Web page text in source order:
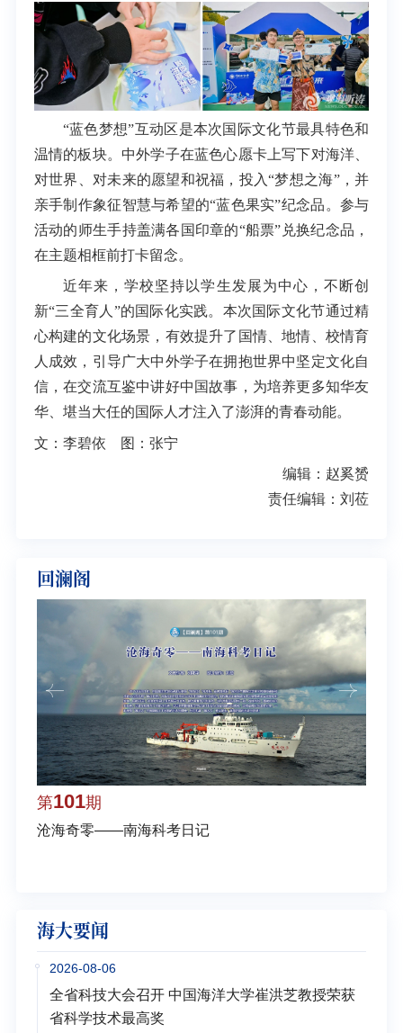
“蓝色梦想”互动区是本次国际文化节最具特色和
温情的板块。中外学子在蓝色心愿卡上写下对海洋、
对世界、对未来的愿望和祝福，投入“梦想之海”，并
亲手制作象征智慧与希望的“蓝色果实”纪念品。参与
活动的师生手持盖满各国印章的“船票”兑换纪念品，
在主题相框前打卡留念。
近年来，学校坚持以学生发展为中心，不断创
新“三全育人”的国际化实践。本次国际文化节通过精
心构建的文化场景，有效提升了国情、地情、校情育
人成效，引导广大中外学子在拥抱世界中坚定文化自
信，在交流互鉴中讲好中国故事，为培养更多知华友
华、堪当大任的国际人才注入了澎湃的青春动能。
文：李碧依 图：张宁
编辑：赵奚赟
责任编辑：刘莅
回澜阁
第101期
沧海奇零——南海科考日记
海大要闻
2026-08-06
全省科技大会召开 中国海洋大学崔洪芝教授荣获
省科学技术最高奖